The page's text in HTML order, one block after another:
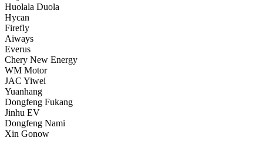
Huolala Duola
Hycan
Firefly
Aiways
Everus
Chery New Energy
WM Motor
JAC Yiwei
Yuanhang
Dongfeng Fukang
Jinhu EV
Dongfeng Nami
Xin Gonow